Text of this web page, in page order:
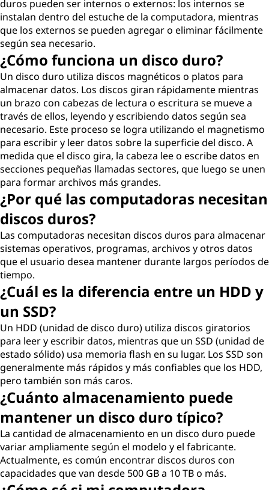
duros pueden ser internos o externos: los internos se
instalan dentro del estuche de la computadora, mientras
que los externos se pueden agregar o eliminar fácilmente
según sea necesario.
¿Cómo funciona un disco duro?
Un disco duro utiliza discos magnéticos o platos para
almacenar datos. Los discos giran rápidamente mientras
un brazo con cabezas de lectura o escritura se mueve a
través de ellos, leyendo y escribiendo datos según sea
necesario. Este proceso se logra utilizando el magnetismo
para escribir y leer datos sobre la superficie del disco. A
medida que el disco gira, la cabeza lee o escribe datos en
secciones pequeñas llamadas sectores, que luego se unen
para formar archivos más grandes.
¿Por qué las computadoras necesitan
discos duros?
Las computadoras necesitan discos duros para almacenar
sistemas operativos, programas, archivos y otros datos
que el usuario desea mantener durante largos períodos de
tiempo.
¿Cuál es la diferencia entre un HDD y
un SSD?
Un HDD (unidad de disco duro) utiliza discos giratorios
para leer y escribir datos, mientras que un SSD (unidad de
estado sólido) usa memoria flash en su lugar. Los SSD son
generalmente más rápidos y más confiables que los HDD,
pero también son más caros.
¿Cuánto almacenamiento puede
mantener un disco duro típico?
La cantidad de almacenamiento en un disco duro puede
variar ampliamente según el modelo y el fabricante.
Actualmente, es común encontrar discos duros con
capacidades que van desde 500 GB a 10 TB o más.